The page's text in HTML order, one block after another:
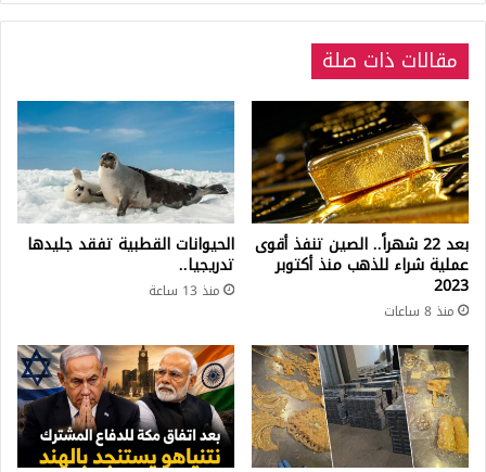
مقالات ذات صلة
بعد 22 شهراً.. الصين تنفذ أقوى
عملية شراء للذهب منذ أكتوبر
2023
منذ 8 ساعات
الحيوانات القطبية تفقد جليدها
تدريجيا..
منذ 13 ساعة